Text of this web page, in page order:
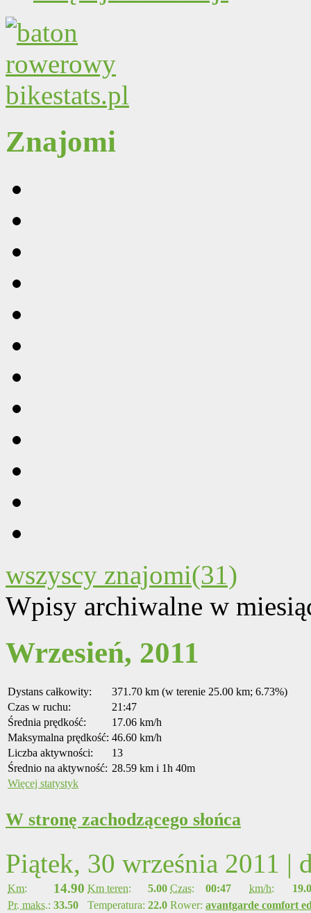
Znajomi
wszyscy znajomi(31)
Wpisy archiwalne w
Wrzesień, 2011
Dystans całkowity:
371.70 km (w terenie 25.00 km; 6.73%)
Czas w ruchu:
21:47
Średnia prędkość:
17.06 km/h
Maksymalna prędkość: 46.60 km/h
Liczba aktywności:
13
Średnio na aktywność: 28.59 km i 1h 40m
Więcej statystyk
W stronę zachodzącego słońca
Piątek, 30 września 2011 |
Km: 14.90 Km teren: 5.00 Czas: 00:47 km/h:
Pr. maks.: 33.50 Temperatura: 22.0 Rower: avantgarde comfort